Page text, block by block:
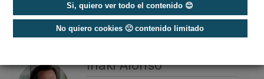
Si, quiero ver todo el contenido 😊
No quiero cookies 🙁 contenido limitado
Etiquetas / Iñaki Alonso
Iñaki Alonso